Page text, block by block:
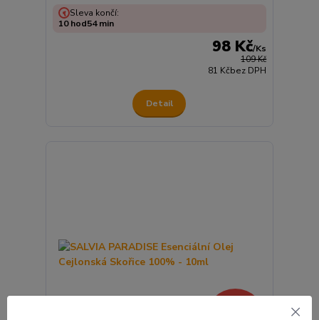
109 Kč
98 Kč/Ks
81 Kčbez DPH
Sleva končí:
10hod54min
Detail